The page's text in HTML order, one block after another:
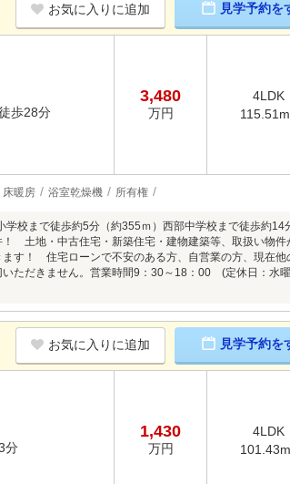
お気に入りに追加 見学予約を
歩28分
3,480
万円
4LDK
115.51m
床暖房 浴室乾燥機 所有権
学校まで徒歩約5分（約355ｍ）西部中学校まで徒歩約
土地・中古住宅・新築住宅・建物建築等、取扱い物
す！ 住宅ローンで不安のある方、自営業の方、現在
ただきません。営業時間9：30～18：00 (定休日：水
お気に入りに追加 見学予約を
分
1,430
万円
4LDK
101.43m